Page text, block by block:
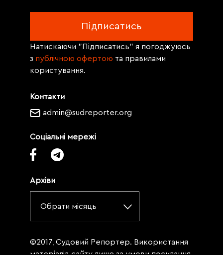
Контакти
admin@sudreporter.org
Соціальні мережі
Архіви
Обрати місяць
Натискаючи "Підписатись" я погоджуюсь
з публічною офертою та правилами
користування.
©2017, Судовий Репортер. Використання